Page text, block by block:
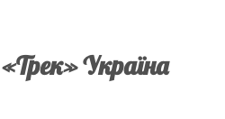
Україна